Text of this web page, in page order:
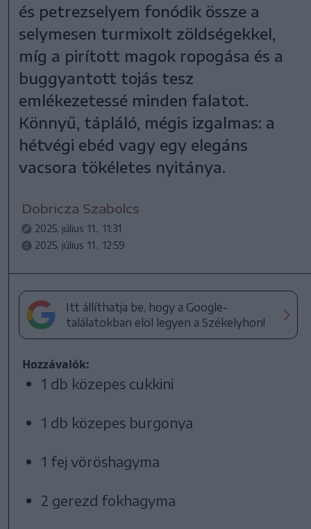
és petrezselyem fonódik össze a
selymesen turmixolt zöldségekkel,
míg a pirított magok ropogása és a
buggyantott tojás tesz
emlékezetessé minden falatot.
Könnyű, tápláló, mégis izgalmas: a
hétvégi ebéd vagy egy elegáns
vacsora tökéletes nyitánya.
Dobricza Szabolcs
2025. július 11., 11:31
2025. július 11., 12:59
Itt állíthatja be, hogy a Google-
találatokban elöl legyen a Székelyhon!
Hozzávalók:
1 db közepes cukkini
1 db közepes burgonya
1 fej vöröshagyma
2 gerezd fokhagyma